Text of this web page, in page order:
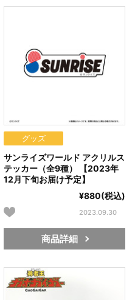
グッズ
サンライズワールド アクリルス
テッカー（全9種） 【2023年
12月下旬お届け予定】
¥880(税込)
2023.09.30
商品詳細